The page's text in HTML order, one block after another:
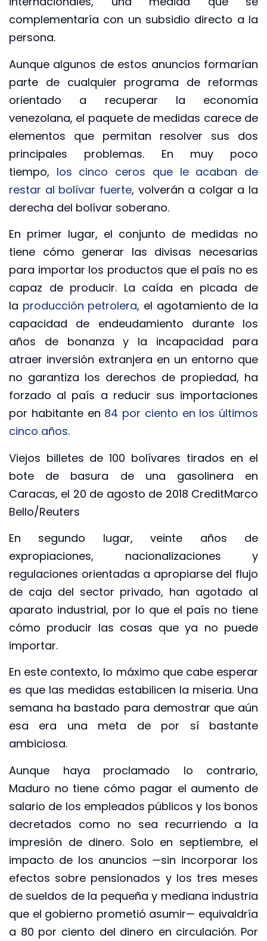
complementaría con un subsidio directo a la
persona.
Aunque algunos de estos anuncios formarían
parte de cualquier programa de reformas
orientado a recuperar la economía
venezolana, el paquete de medidas carece de
elementos que permitan resolver sus dos
principales problemas. En muy poco
tiempo, los cinco ceros que le acaban de
restar al bolívar fuerte, volverán a colgar a la
derecha del bolívar soberano.
En primer lugar, el conjunto de medidas no
tiene cómo generar las divisas necesarias
para importar los productos que el país no es
capaz de producir. La caída en picada de
la producción petrolera, el agotamiento de la
capacidad de endeudamiento durante los
años de bonanza y la incapacidad para
atraer inversión extranjera en un entorno que
no garantiza los derechos de propiedad, ha
forzado al país a reducir sus importaciones
por habitante en 84 por ciento en los últimos
cinco años.
Viejos billetes de 100 bolívares tirados en el
bote de basura de una gasolinera en
Caracas, el 20 de agosto de 2018 CreditMarco
Bello/Reuters
En segundo lugar, veinte años de
expropiaciones, nacionalizaciones y
regulaciones orientadas a apropiarse del flujo
de caja del sector privado, han agotado al
aparato industrial, por lo que el país no tiene
cómo producir las cosas que ya no puede
importar.
En este contexto, lo máximo que cabe esperar
es que las medidas estabilicen la miseria. Una
semana ha bastado para demostrar que aún
esa era una meta de por sí bastante
ambiciosa.
Aunque haya proclamado lo contrario,
Maduro no tiene cómo pagar el aumento de
salario de los empleados públicos y los bonos
decretados como no sea recurriendo a la
impresión de dinero. Solo en septiembre, el
impacto de los anuncios —sin incorporar los
efectos sobre pensionados y los tres meses
de sueldos de la pequeña y mediana industria
que el gobierno prometió asumir— equivaldría
a 80 por ciento del dinero en circulación. Por